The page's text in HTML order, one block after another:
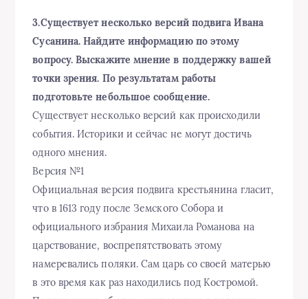
3.Существует несколько версий подвига Ивана
Сусанина. Найдите информацию по этому
вопросу. Выскажите мнение в поддержку вашей
точки зрения. По результатам работы
подготовьте небольшое сообщение.
Существует несколько версий как происходили
события. Историки и сейчас не могут достичь
одного мнения.
Версия №1
Официальная версия подвига крестьянина гласит,
что в 1613 году после Земского Собора и
официального избрания Михаила Романова на
царствование, воспрепятствовать этому
намеревались поляки. Сам царь со своей матерью
в это время как раз находились под Костромой.